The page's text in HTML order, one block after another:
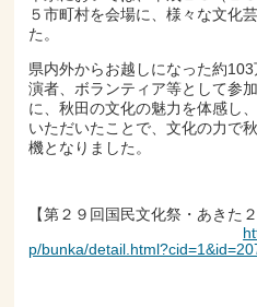
５市町村を会場に、様々な文化
た。
県内外からお越しになった約
演者、ボランティア等として参
に、秋田の文化の魅力を体感し
いただいたことで、文化の力で
機となりました。
【第２９回国民文化祭・あき
p/bunka/